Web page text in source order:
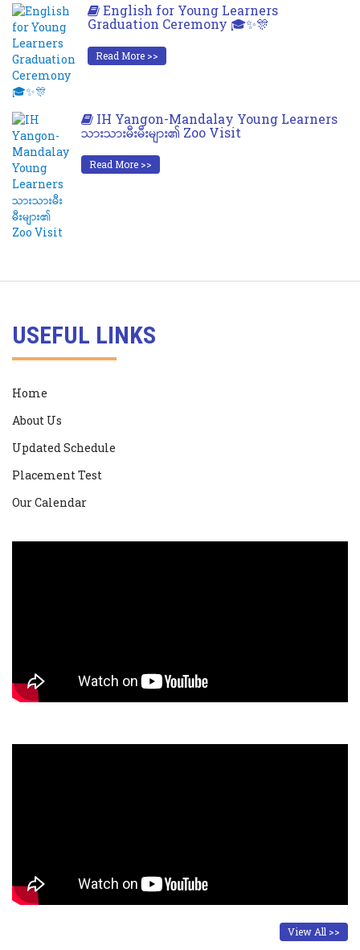
English for Young Learners
Graduation Ceremony 🎓✨🎊
Read More >>
IH Yangon-Mandalay Young Learners
သားသားမီးမီးများ၏ Zoo Visit
Read More >>
USEFUL LINKS
Home
About Us
Updated Schedule
Placement Test
Our Calendar
View All >>